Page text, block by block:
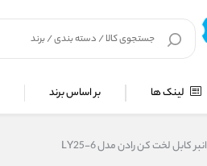
لینک ها بر اساس برند
انبر کابل لخت کن رادن مدل LY25-6